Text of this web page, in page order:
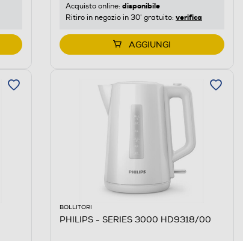
Acquisto online: disponibile
Ritiro in negozio in 30' gratuito: verifica
AGGIUNGI
BOLLITORI
PHILIPS - SERIES 3000 HD9318/00